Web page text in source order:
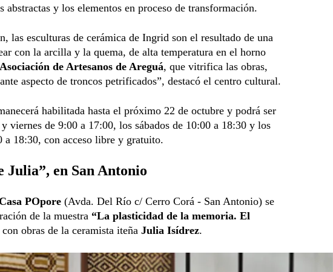
abstractas y los elementos en proceso de transformación.
las esculturas de cerámica de Ingrid son el resultado de una
con la arcilla y la quema, de alta temperatura en el horno
Asociación de Artesanos de Areguá, que vitrifica las obras,
aspecto de troncos petrificados”, destacó el centro cultural.
habilitada hasta el próximo 22 de octubre y podrá ser
viernes de 9:00 a 17:00, los sábados de 10:00 a 18:30 y los
a 18:30, con acceso libre y gratuito.
Julia”, en San Antonio
POpore (Avda. Del Río c/ Cerro Corá - San Antonio) se
de la muestra “La plasticidad de la memoria. El
con obras de la ceramista iteña Julia Isídrez.